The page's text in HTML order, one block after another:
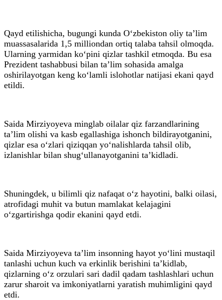
Qayd etilishicha, bugungi kunda O‘zbekiston oliy ta’lim
muassasalarida 1,5 milliondan ortiq talaba tahsil olmoqda.
Ularning yarmidan ko‘pini qizlar tashkil etmoqda. Bu esa
Prezident tashabbusi bilan ta’lim sohasida amalga
oshirilayotgan keng ko‘lamli islohotlar natijasi ekani qayd
etildi.
Saida Mirziyoyeva minglab oilalar qiz farzandlarining
ta’lim olishi va kasb egallashiga ishonch bildirayotganini,
qizlar esa o‘zlari qiziqqan yo‘nalishlarda tahsil olib,
izlanishlar bilan shug‘ullanayotganini ta’kidladi.
Shuningdek, u bilimli qiz nafaqat o‘z hayotini, balki oilasi,
atrofidagi muhit va butun mamlakat kelajagini
o‘zgartirishga qodir ekanini qayd etdi.
Saida Mirziyoyeva ta’lim insonning hayot yo‘lini mustaqil
tanlashi uchun kuch va erkinlik berishini ta’kidlab,
qizlarning o‘z orzulari sari dadil qadam tashlashlari uchun
zarur sharoit va imkoniyatlarni yaratish muhimligini qayd
etdi.